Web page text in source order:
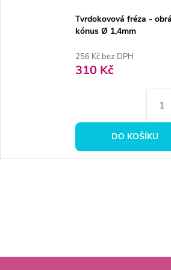
Tvrdokovová fréza -
kónus Ø 1,4mm
256 Kč bez DPH
310 Kč
DO KOŠÍKU